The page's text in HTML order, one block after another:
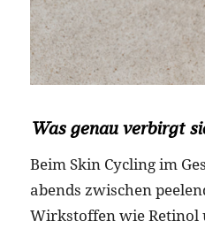
Was genau verbirgt
Beim Skin Cycling im
abends zwischen
Wirkstoffen wie Retinol